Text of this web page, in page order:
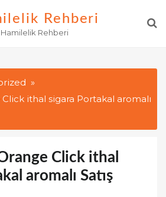
Rehberi
Hamilelik Rehberi
ithal sigara Portakal aromalı
Click ithal
aromalı Satış